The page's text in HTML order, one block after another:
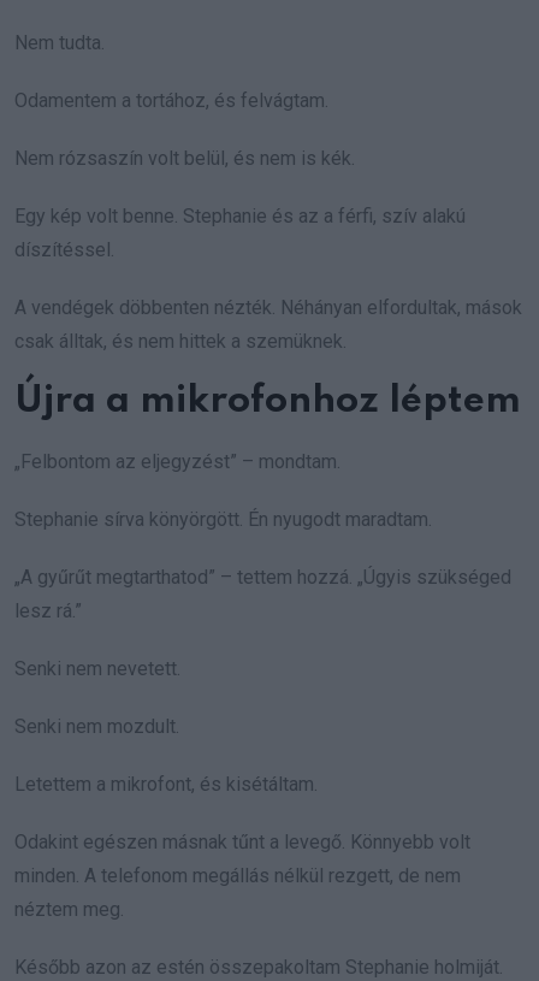
Nem tudta.
Odamentem a tortához, és felvágtam.
Nem rózsaszín volt belül, és nem is kék.
Egy kép volt benne. Stephanie és az a férfi, szív alakú
díszítéssel.
A vendégek döbbenten nézték. Néhányan elfordultak, mások
csak álltak, és nem hittek a szemüknek.
Újra a mikrofonhoz léptem
„Felbontom az eljegyzést” – mondtam.
Stephanie sírva könyörgött. Én nyugodt maradtam.
„A gyűrűt megtarthatod” – tettem hozzá. „Úgyis szükséged
lesz rá.”
Senki nem nevetett.
Senki nem mozdult.
Letettem a mikrofont, és kisétáltam.
Odakint egészen másnak tűnt a levegő. Könnyebb volt
minden. A telefonom megállás nélkül rezgett, de nem
néztem meg.
Később azon az estén összepakoltam Stephanie holmiját.